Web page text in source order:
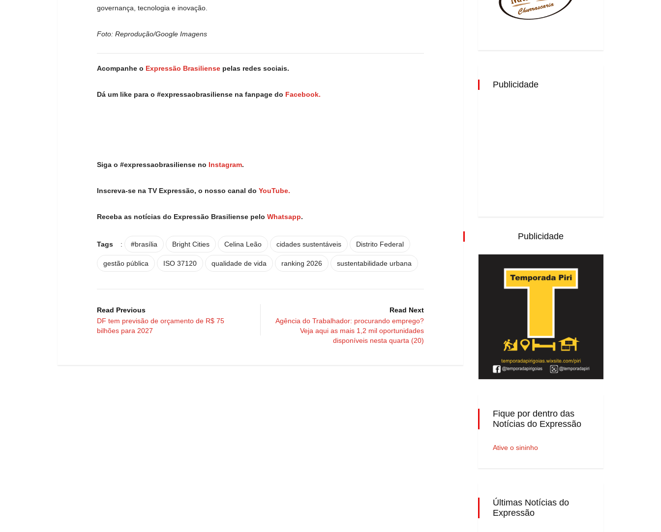
governança, tecnologia e inovação.
Foto: Reprodução/Google Imagens
Acompanhe o Expressão Brasiliense pelas redes sociais.
Dá um like para o #expressaobrasiliense na fanpage do Facebook.
Siga o #expressaobrasiliense no Instagram.
Inscreva-se na TV Expressão, o nosso canal do YouTube.
Receba as notícias do Expressão Brasiliense pelo Whatsapp.
Tags : #brasília Bright Cities Celina Leão cidades sustentáveis Distrito Federal
gestão pública ISO 37120 qualidade de vida ranking 2026 sustentabilidade urbana
Read Previous
DF tem previsão de orçamento de R$ 75
bilhões para 2027
Read Next
Agência do Trabalhador: procurando emprego?
Veja aqui as mais 1,2 mil oportunidades
disponíveis nesta quarta (20)
Publicidade
Publicidade
Fique por dentro das
Notícias do Expressão
Ative o sininho
Últimas Notícias do
Expressão